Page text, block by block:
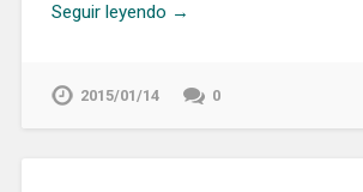
Seguir leyendo →
2015/01/14 0